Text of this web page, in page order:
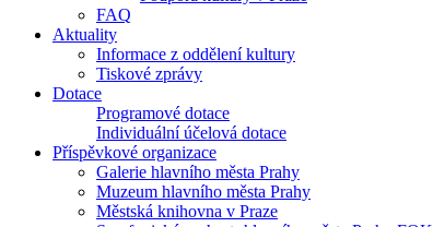
FAQ
Aktuality
Informace z oddělení kultury
Tiskové zprávy
Dotace
Programové dotace
Individuální účelová dotace
Příspěvkové organizace
Galerie hlavního města Prahy
Muzeum hlavního města Prahy
Městská knihovna v Praze